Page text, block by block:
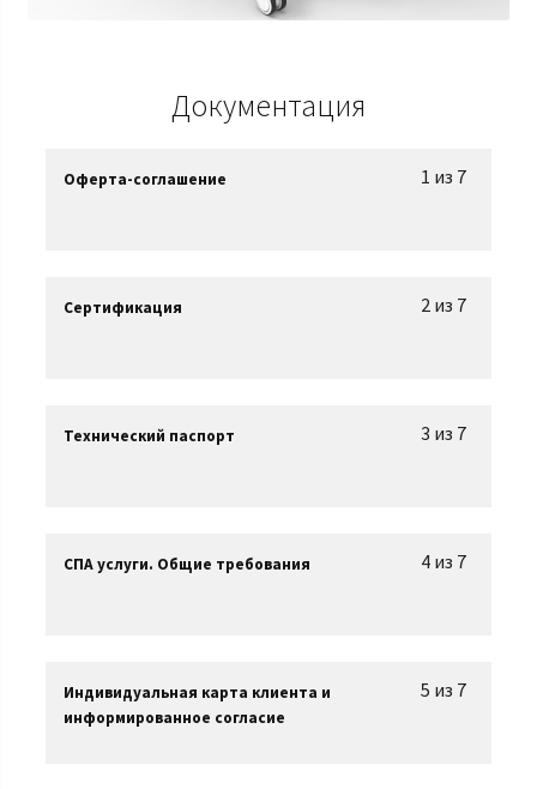
Документация
1 из 7
Оферта-соглашение
2 из 7
Сертификация
3 из 7
Технический паспорт
4 из 7
СПА услуги. Общие требования
5 из 7
Индивидуальная карта клиента и
информированное согласие